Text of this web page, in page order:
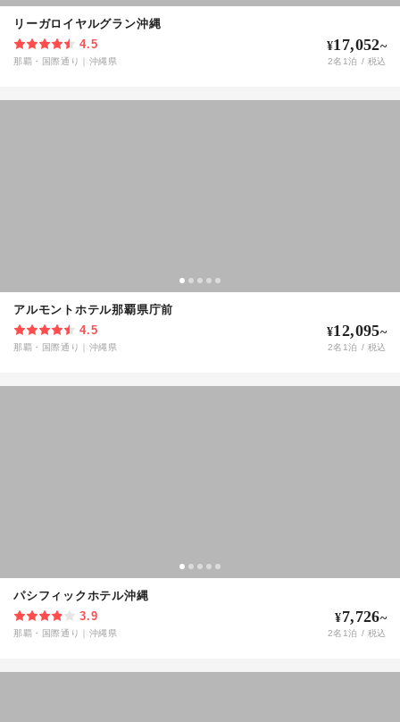
リーガロイヤルグラン沖縄
4.5
那覇・国際通り 沖縄県
¥17,052~
2名 1泊 / 税込
アルモントホテル那覇県庁前
4.5
那覇・国際通り 沖縄県
¥12,095~
2名 1泊 / 税込
パシフィックホテル沖縄
3.9
那覇・国際通り 沖縄県
¥7,726~
2名 1泊 / 税込